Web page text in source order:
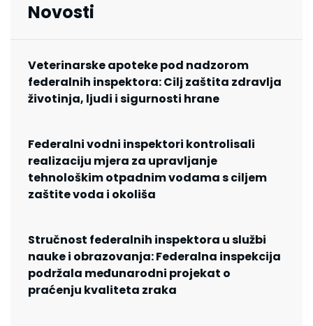
Novosti
Veterinarske apoteke pod nadzorom
federalnih inspektora: Cilj zaštita zdravlja
životinja, ljudi i sigurnosti hrane
Federalni vodni inspektori kontrolisali
realizaciju mjera za upravljanje
tehnološkim otpadnim vodama s ciljem
zaštite voda i okoliša
Stručnost federalnih inspektora u službi
nauke i obrazovanja: Federalna inspekcija
podržala međunarodni projekat o
praćenju kvaliteta zraka